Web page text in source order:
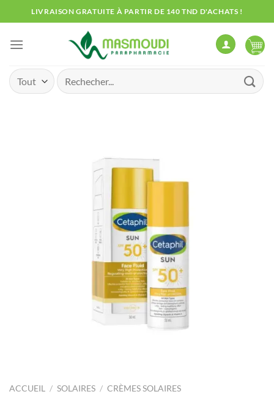
au
contenu
LIVRAISON GRATUITE À PARTIR DE 140 TND D'ACHATS !
Recherche
pour :
ACCUEIL / SOLAIRES / CRÈMES SOLAIRES